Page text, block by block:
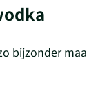
bijzonder